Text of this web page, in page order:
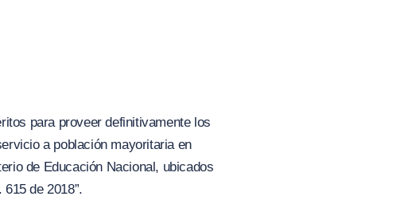
para proveer definitivamente los
a población mayoritaria en
de Educación Nacional, ubicados
de 2018”.